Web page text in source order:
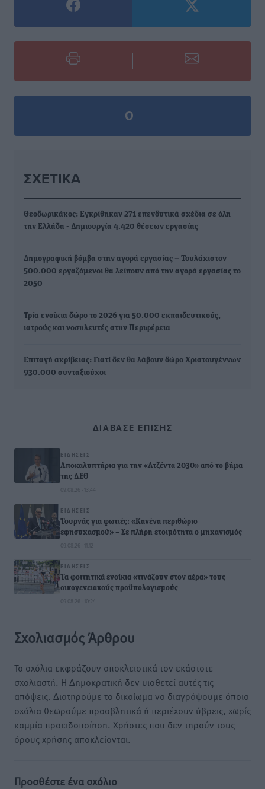
0
ΣΧΕΤΙΚΆ
Θεοδωρικάκος: Εγκρίθηκαν 271 επενδυτικά σχέδια σε όλη
την Ελλάδα - Δημιουργία 4.420 θέσεων εργασίας
Δημογραφική βόμβα στην αγορά εργασίας – Τουλάχιστον
500.000 εργαζόμενοι θα λείπουν από την αγορά εργασίας το
2050
Τρία ενοίκια δώρο το 2026 για 50.000 εκπαιδευτικούς,
ιατρούς και νοσηλευτές στην Περιφέρεια
Επιταγή ακρίβειας: Γιατί δεν θα λάβουν δώρο Χριστουγέννων
930.000 συνταξιούχοι
ΔΙΑΒΑΣΕ ΕΠΙΣΗΣ
ΕΙΔΉΣΕΙΣ
Αποκαλυπτήρια για την «Ατζέντα 2030» από το βήμα
της ΔΕΘ
09.08.26 · 13:44
ΕΙΔΉΣΕΙΣ
Τουρνάς για φωτιές: «Κανένα περιθώριο
εφησυχασμού» – Σε πλήρη ετοιμότητα ο μηχανισμός
09.08.26 · 11:12
ΕΙΔΉΣΕΙΣ
Τα φοιτητικά ενοίκια «τινάζουν στον αέρα» τους
οικογενειακούς προϋπολογισμούς
09.08.26 · 10:24
Σχολιασμός Άρθρου
Τα σχόλια εκφράζουν αποκλειστικά τον εκάστοτε
σχολιαστή. Η Δημοκρατική δεν υιοθετεί αυτές τις
απόψεις. Διατηρούμε το δικαίωμα να διαγράψουμε όποια
σχόλια θεωρούμε προσβλητικά ή περιέχουν ύβρεις, χωρίς
καμμία προειδοποίηση. Χρήστες που δεν τηρούν τους
όρους χρήσης αποκλείονται.
Προσθέστε ένα σχόλιο